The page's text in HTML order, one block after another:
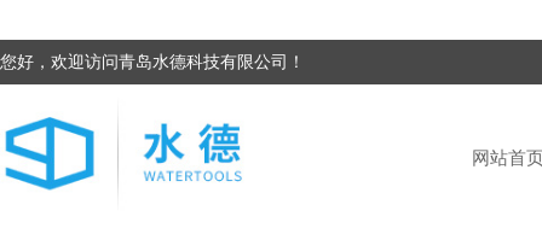
您好，欢迎访问青岛水德科技有限公司！
网站首